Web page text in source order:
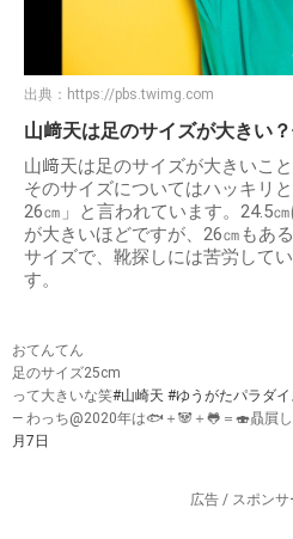
出典： https://pbs.twimg.com
山﨑天は足のサイズが大きい
山﨑天は足のサイズが大きいこ
そのサイズについてはハッキリ
26㎝」と言われています。24.5
が大きいほどですが、26㎝もあ
サイズで、靴探しには苦労して
す。
おてんてん
足のサイズ25cm
って大きいな笑#山崎天 #ゆうがたパラダイ
— わっち@2020年は🐟＋🐼＋🐸＝🍣贔屓
月7日
広告 / スポンサ